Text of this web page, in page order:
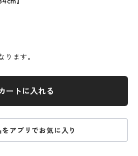
ます。
ートに入れる
をアプリでお気に入り